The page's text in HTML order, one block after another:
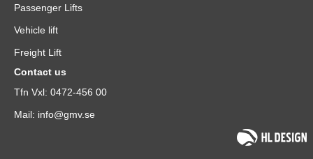
Passenger Lifts
Vehicle lift
Freight Lift
Contact us
Tfn Vxl: 0472-456 00
Mail: info@gmv.se